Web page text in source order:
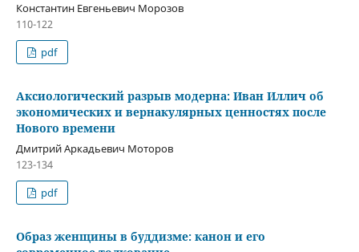
Константин Евгеньевич Морозов
110-122
pdf
Аксиологический разрыв модерна: Иван Иллич об
экономических и вернакулярных ценностях после
Нового времени
Дмитрий Аркадьевич Моторов
123-134
pdf
Образ женщины в буддизме: канон и его